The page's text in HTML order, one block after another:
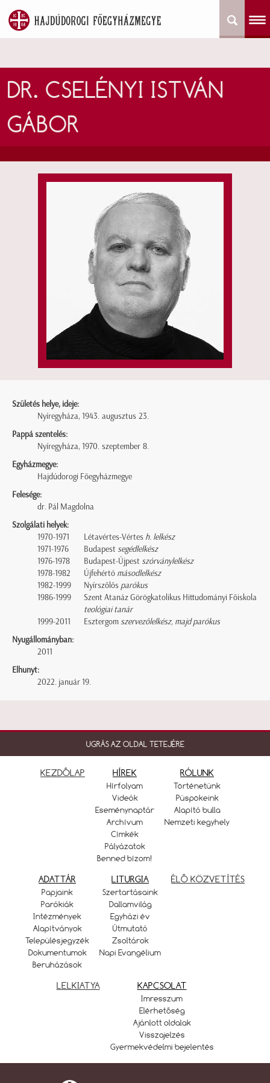
DR. CSELÉNYI ISTVÁN
GÁBOR
Születés helye, ideje:
Nyíregyháza, 1943. augusztus 23.
Pappá szentelés:
Nyíregyháza, 1970. szeptember 8.
Egyházmegye:
Hajdúdorogi Főegyházmegye
Felesége:
dr. Pál Magdolna
Szolgálati helyek:
1970-1971
Létavértes-Vértes h. lelkész
1971-1976
Budapest segédlelkész
1976-1978
Budapest-Újpest szórványlelkész
1978-1982
Újfehértó másodlelkész
1982-1999
Nyírszőlős parókus
1986-1999
Szent Atanáz Görögkatolikus Hittudományi Főiskola
teológiai tanár
1999-2011
Esztergom szervezőlelkész, majd parókus
Nyugállományban:
2011
Elhunyt:
2022. január 19.
UGRÁS AZ OLDAL TETEJÉRE
KEZDŐLAP HÍREK
Hírfolyam
Videók
Eseménynaptár
Archívum
Címkék
Pályázatok
Benned bízom!
RÓLUNK
Történetünk
Püspökeink
Alapító bulla
Nemzeti kegyhely
ADATTÁR
Papjaink
Parókiák
Intézmények
Alapítványok
Településjegyzék
Dokumentumok
Beruházások
LITURGIA
Szertartásaink
Dallamvilág
Egyházi év
Útmutató
Zsoltárok
Napi Evangélium
ÉLŐ KÖZVETÍTÉS
LELKIATYA KAPCSOLAT
Imresszum
Elérhetőség
Ajánlott oldalak
Visszajelzés
Gyermekvédelmi bejelentés